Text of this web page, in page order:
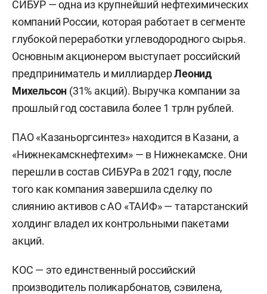
СИБУР — одна из крупнейший нефтехимических
компаний России, которая работает в сегменте
глубокой переработки углеводородного сырья.
Основным акционером выступает российский
предприниматель и миллиардерЛеонид
Михельсон (31% акций). Выручка компании за
прошлый год составила более 1 трлн рублей.
ПАО «Казаньоргсинтез» находится в Казани, а
«Нижнекамскнефтехим» — в Нижнекамске. Они
перешли в состав СИБУРа в 2021 году, после
того как компания завершила сделку по
слиянию активов с АО «ТАИФ» — татарстанский
холдинг владел их контрольными пакетами
акций.
КОС — это единственный российский
производитель поликарбонатов, сэвилена,